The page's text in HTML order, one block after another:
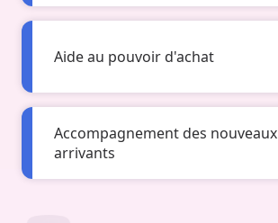
Aide au pouvoir d'achat
Accompagnement des nouveaux
arrivants